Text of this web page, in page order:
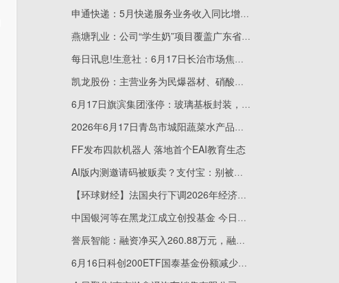
申通快递：5月快递服务业务收入同比增长30.23%
燕塘乳业：公司“学生奶”项目覆盖广东省各区域
每日讯息!生意社：6月17日长治市场焦炭价格偏强运行
凯龙股份：主营业务为民爆器材、硝酸铵及复合肥、纳米碳酸钙及石材产品的生产和销售，并提供爆破服务
6月17日旗滨集团涨停：玻璃基板封装，玻璃，光伏概念热股
2026年6月17日青岛市城阳蔬菜水产品批发市场有限公司价格行情
FF发布四款机器人 落地首个EAI教育生态
AI版内测邀请码被贩卖？支付宝：别被骗，别花冤枉钱
【环球财经】法国央行下调2026年经济增长预期至0.5%-时快讯
中国银河等在黑龙江成立创投基金 今日看点
誉辰智能：融资净买入260.88万元，融资余额2548.18万元
6月16日科创200ETF国泰基金份额减少300万份，重仓股长光华芯、腾景科技、炬光科技|焦点快报